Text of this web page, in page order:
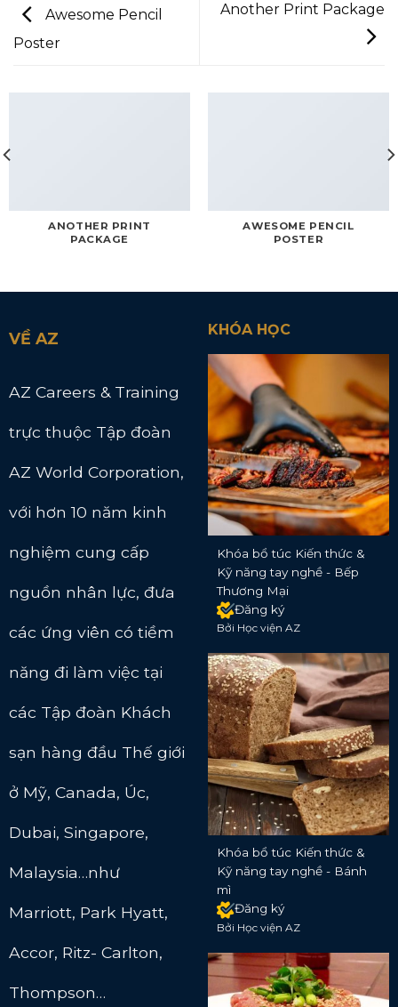
Awesome Pencil
Poster
Another Print Package
ANOTHER PRINT
PACKAGE
AWESOME PENCIL
POSTER
VỀ AZ
AZ Careers & Training
trực thuộc Tập đoàn
AZ World Corporation,
với hơn 10 năm kinh
nghiệm cung cấp
nguồn nhân lực, đưa
các ứng viên có tiềm
năng đi làm việc tại
các Tập đoàn Khách
sạn hàng đầu Thế giới
ở Mỹ, Canada, Úc,
Dubai, Singapore,
Malaysia…như
Marriott, Park Hyatt,
Accor, Ritz- Carlton,
Thompson…
KHÓA HỌC
Khóa bổ túc Kiến thức &
Kỹ năng tay nghề - Bếp
Thương Mại
Đăng ký
Bởi Học viện AZ
Khóa bổ túc Kiến thức &
Kỹ năng tay nghề - Bánh
mì
Đăng ký
Bởi Học viện AZ